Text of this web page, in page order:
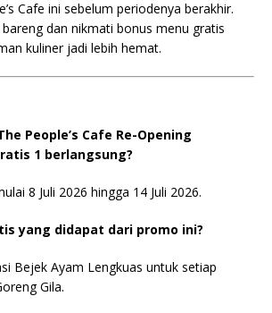
Cafe ini sebelum periodenya berakhir.
dan nikmati bonus menu gratis
kuliner jadi lebih hemat.
People’s Cafe Re-Opening
1 berlangsung?
8 Juli 2026 hingga 14 Juli 2026.
yang didapat dari promo ini?
Bejek Ayam Lengkuas untuk setiap
Gila.